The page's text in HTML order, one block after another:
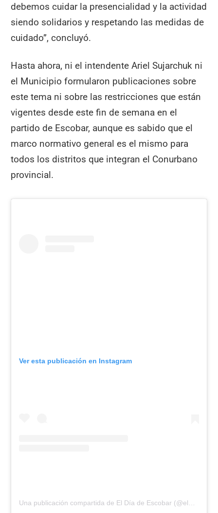
debemos cuidar la presencialidad y la actividad
siendo solidarios y respetando las medidas de
cuidado”, concluyó.
Hasta ahora, ni el intendente Ariel Sujarchuk ni
el Municipio formularon publicaciones sobre
este tema ni sobre las restricciones que están
vigentes desde este fin de semana en el
partido de Escobar, aunque es sabido que el
marco normativo general es el mismo para
todos los distritos que integran el Conurbano
provincial.
Ver esta publicación en Instagram